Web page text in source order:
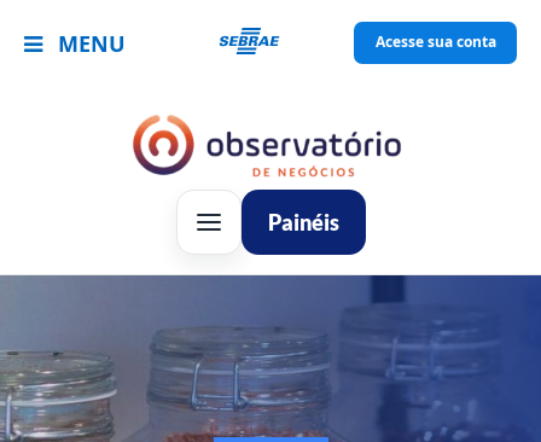
MENU Acesse sua conta
Painéis